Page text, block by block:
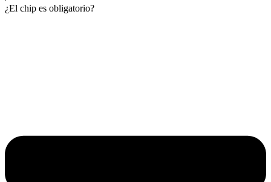
¿El chip es obligatorio?